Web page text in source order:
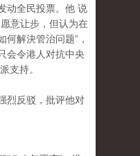
动全民投票。他 说
意让步，但认为在
解決管治问题”，
会令港人对抗中央
支持。
烈反驳，批评他对